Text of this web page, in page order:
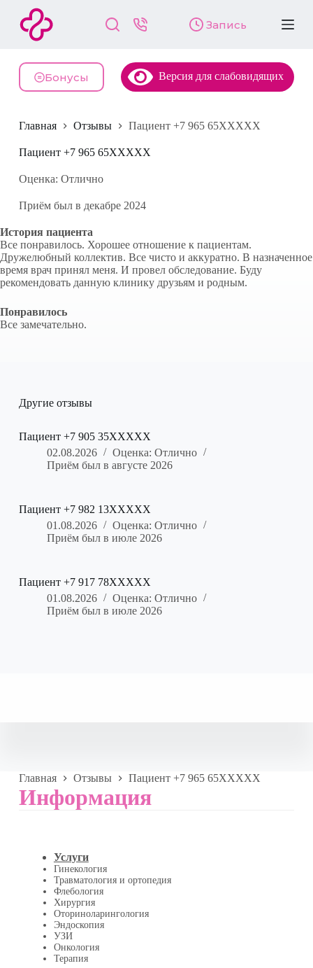
й
и
у
и
Запись
Бонусы Версия для слабовидящих
Главная Отзывы Пациент +7 965 65XXXXX
Пациент +7 965 65XXXXX
Оценка: Отлично
Приём был в декабре 2024
История пациента
Все понравилось. Хорошее отношение к пациентам.
Дружелюбный коллектив. Все чисто и аккуратно. В назначенное
время врач принял меня. И провел обследование. Буду
рекомендовать данную клинику друзьям и родным.
Понравилось
Все замечательно.
Другие отзывы
Пациент +7 905 35XXXXX
02.08.2026
Оценка: Отлично
Приём был в августе 2026
Пациент +7 982 13XXXXX
01.08.2026
Оценка: Отлично
Приём был в июле 2026
Пациент +7 917 78XXXXX
01.08.2026
Оценка: Отлично
Приём был в июле 2026
Главная Отзывы Пациент +7 965 65XXXXX
Информация
Услуги
Гинекология
Травматология и ортопедия
Флебология
Хирургия
Оториноларингология
Эндоскопия
УЗИ
Онкология
Терапия